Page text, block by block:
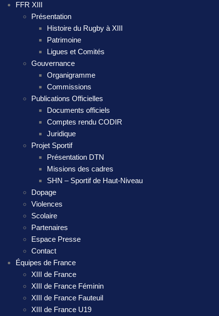
FFR XIII
Présentation
Histoire du Rugby à XIII
Patrimoine
Ligues et Comités
Gouvernance
Organigramme
Commissions
Publications Officielles
Documents officiels
Comptes rendu CODIR
Juridique
Projet Sportif
Présentation DTN
Missions des cadres
SHN – Sportif de Haut-Niveau
Dopage
Violences
Scolaire
Partenaires
Espace Presse
Contact
Équipes de France
XIII de France
XIII de France Féminin
XIII de France Fauteuil
XIII de France U19